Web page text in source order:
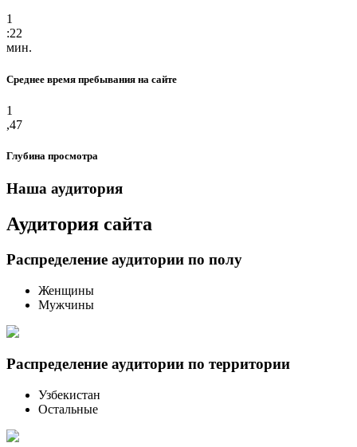
1
:22
мин.
Среднее время пребывания на сайте
1
,47
Глубина просмотра
Наша аудитория
Аудитория сайта
Распределение аудитории по полу
Женщины
Мужчины
Распределение аудитории по территории
Узбекистан
Остальные